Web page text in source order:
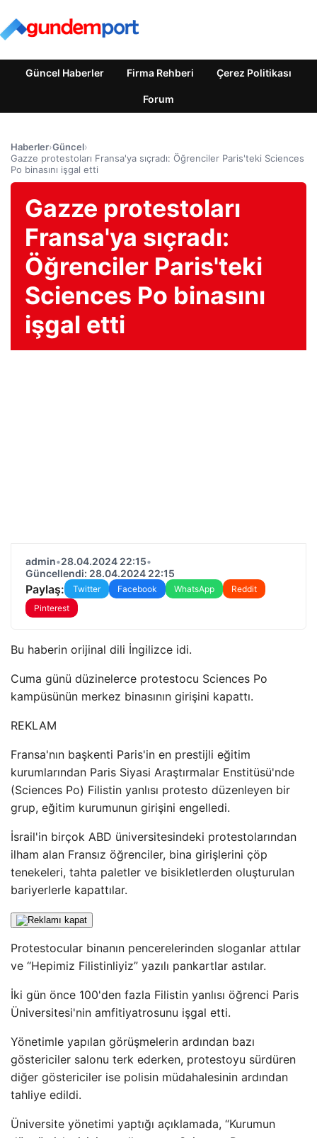
Güncel Haberler Firma Rehberi Çerez Politikası
Forum
Haberler›Güncel›
Gazze protestoları Fransa'ya sıçradı: Öğrenciler Paris'teki Sciences
Po binasını işgal etti
Gazze protestoları
Fransa'ya sıçradı:
Öğrenciler Paris'teki
Sciences Po binasını
işgal etti
admin•28.04.2024 22:15•
Güncellendi: 28.04.2024 22:15
Paylaş: Twitter Facebook WhatsApp
Reddit
Pinterest
Bu haberin orijinal dili İngilizce idi.
Cuma günü düzinelerce protestocu Sciences Po
kampüsünün merkez binasının girişini kapattı.
REKLAM
Fransa'nın başkenti Paris'in en prestijli eğitim
kurumlarından Paris Siyasi Araştırmalar Enstitüsü'nde
(Sciences Po) Filistin yanlısı protesto düzenleyen bir
grup, eğitim kurumunun girişini engelledi.
İsrail'in birçok ABD üniversitesindeki protestolarından
ilham alan Fransız öğrenciler, bina girişlerini çöp
tenekeleri, tahta paletler ve bisikletlerden oluşturulan
bariyerlerle kapattılar.
Protestocular binanın pencerelerinden sloganlar attılar
ve “Hepimiz Filistinliyiz” yazılı pankartlar astılar.
İki gün önce 100'den fazla Filistin yanlısı öğrenci Paris
Üniversitesi'nin amfitiyatrosunu işgal etti.
Yönetimle yapılan görüşmelerin ardından bazı
göstericiler salonu terk ederken, protestoyu sürdüren
diğer göstericiler ise polisin müdahalesinin ardından
tahliye edildi.
Üniversite yönetimi yaptığı açıklamada, “Kurumun